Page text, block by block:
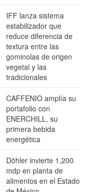
IFF lanza sistema
estabilizador que
reduce diferencia de
textura entre las
gominolas de origen
vegetal y las
tradicionales
CAFFENIO amplía su
portafolio con
ENERCHILL, su
primera bebida
energética
Döhler invierte 1,200
mdp en planta de
alimentos en el Estado